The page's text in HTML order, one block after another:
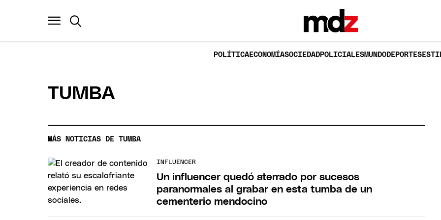
POLÍTICAECONOMÍASOCIEDADPOLICIALESMUNDODEPORTES
TUMBA
MÁS NOTICIAS DE TUMBA
INFLUENCER
Un influencer quedó aterrado por sucesos
paranormales al grabar en esta tumba de un
cementerio mendocino